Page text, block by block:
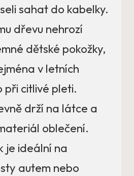
sahat do kabelky.
dřevu nehrozí
dětské pokožky,
v letních
při citlivé pleti.
drží na látce a
oblečení.
je ideální na
autem nebo